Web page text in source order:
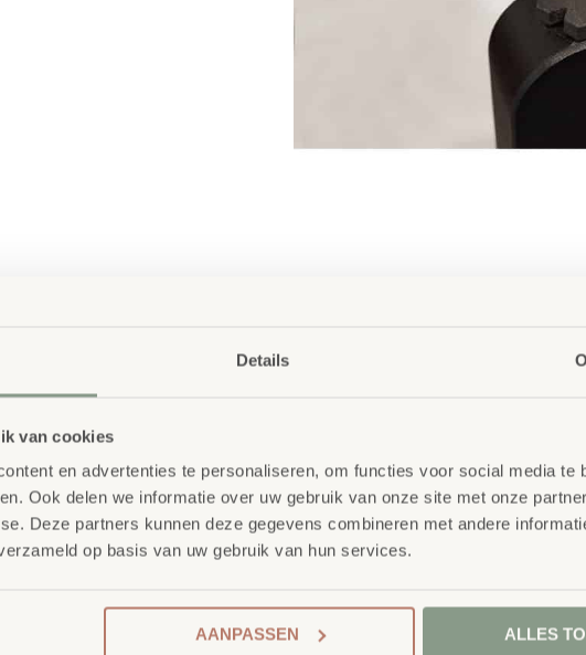
Details
van cookies
en advertenties te personaliseren, om functies voor social media te
Ook delen we informatie over uw gebruik van onze site met onze
Deze partners kunnen deze gegevens combineren met andere
op basis van uw gebruik van hun services.
AANPASSEN ALLES